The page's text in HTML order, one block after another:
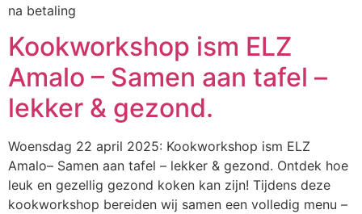
na betaling
Kookworkshop ism ELZ
Amalo – Samen aan tafel –
lekker & gezond.
Woensdag 22 april 2025: Kookworkshop ism ELZ
Amalo– Samen aan tafel – lekker & gezond. Ontdek hoe
leuk en gezellig gezond koken kan zijn! Tijdens deze
kookworkshop bereiden wij samen een volledig menu –